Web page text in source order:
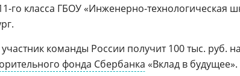
го класса ГБОУ «Инженерно-технологическая
команды России получит 100 тыс. руб.
фонда Сбербанка «Вклад в